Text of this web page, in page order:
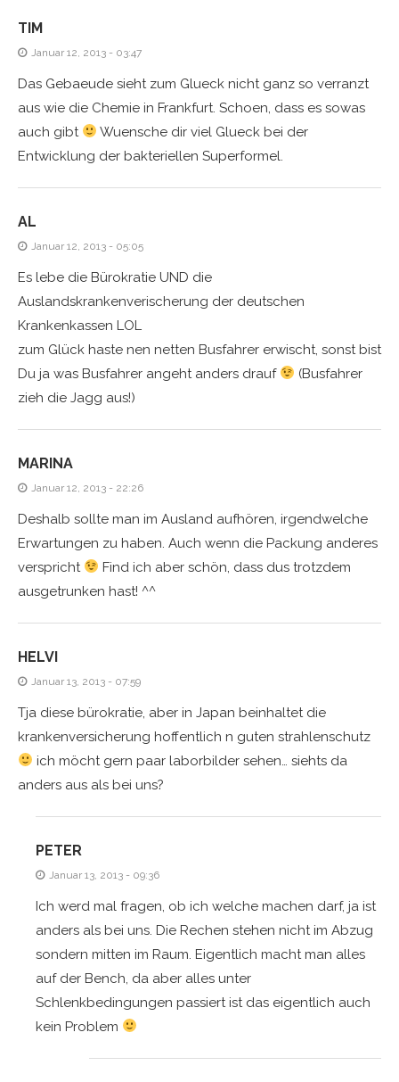
TIM
Januar 12, 2013 - 03:47
Das Gebaeude sieht zum Glueck nicht ganz so verranzt
aus wie die Chemie in Frankfurt. Schoen, dass es sowas
auch gibt
Wuensche dir viel Glueck bei der
Entwicklung der bakteriellen Superformel.
AL
Januar 12, 2013 - 05:05
Es lebe die Bürokratie UND die
Auslandskrankenverischerung der deutschen
Krankenkassen LOL
zum Glück haste nen netten Busfahrer erwischt, sonst bist
Du ja was Busfahrer angeht anders drauf
(Busfahrer
zieh die Jagg aus!)
MARINA
Januar 12, 2013 - 22:26
Deshalb sollte man im Ausland aufhören, irgendwelche
Erwartungen zu haben. Auch wenn die Packung anderes
verspricht
Find ich aber schön, dass dus trotzdem
ausgetrunken hast! ^^
HELVI
Januar 13, 2013 - 07:59
Tja diese bürokratie, aber in Japan beinhaltet die
krankenversicherung hoffentlich n guten strahlenschutz
ich möcht gern paar laborbilder sehen… siehts da
anders aus als bei uns?
PETER
Januar 13, 2013 - 09:36
Ich werd mal fragen, ob ich welche machen darf, ja ist
anders als bei uns. Die Rechen stehen nicht im Abzug
sondern mitten im Raum. Eigentlich macht man alles
auf der Bench, da aber alles unter
Schlenkbedingungen passiert ist das eigentlich auch
kein Problem